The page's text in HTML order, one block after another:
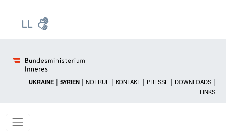
UKRAINE | SYRIEN | NOTRUF | KONTAKT | PRESSE | DOWNLOADS |
LINKS